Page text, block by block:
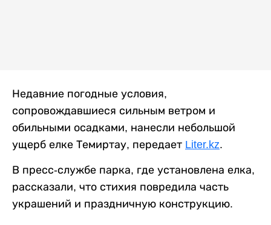
Недавние погодные условия,
сопровождавшиеся сильным ветром и
обильными осадками, нанесли небольшой
ущерб елке Темиртау, передает Liter.kz.
В пресс-службе парка, где установлена елка,
рассказали, что стихия повредила часть
украшений и праздничную конструкцию.